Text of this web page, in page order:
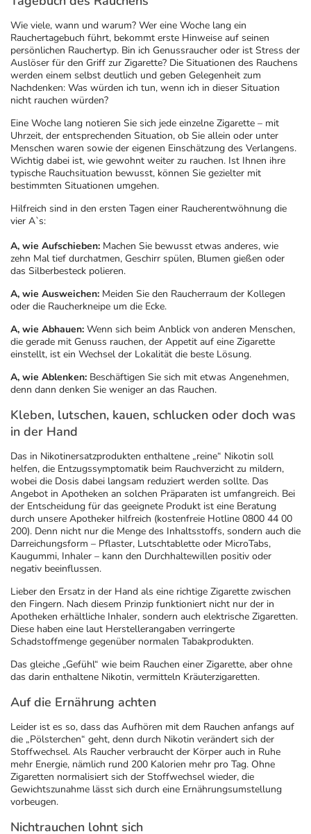
Wie viele, wann und warum? Wer eine Woche lang ein
Rauchertagebuch führt, bekommt erste Hinweise auf seinen
persönlichen Rauchertyp. Bin ich Genussraucher oder ist Stress der
Auslöser für den Griff zur Zigarette? Die Situationen des Rauchens
werden einem selbst deutlich und geben Gelegenheit zum
Nachdenken: Was würden ich tun, wenn ich in dieser Situation
nicht rauchen würden?
Eine Woche lang notieren Sie sich jede einzelne Zigarette – mit
Uhrzeit, der entsprechenden Situation, ob Sie allein oder unter
Menschen waren sowie der eigenen Einschätzung des Verlangens.
Wichtig dabei ist, wie gewohnt weiter zu rauchen. Ist Ihnen ihre
typische Rauchsituation bewusst, können Sie gezielter mit
bestimmten Situationen umgehen.
Hilfreich sind in den ersten Tagen einer Raucherentwöhnung die
vier A`s:
A, wie Aufschieben: Machen Sie bewusst etwas anderes, wie
zehn Mal tief durchatmen, Geschirr spülen, Blumen gießen oder
das Silberbesteck polieren.
A, wie Ausweichen: Meiden Sie den Raucherraum der Kollegen
oder die Raucherkneipe um die Ecke.
A, wie Abhauen: Wenn sich beim Anblick von anderen Menschen,
die gerade mit Genuss rauchen, der Appetit auf eine Zigarette
einstellt, ist ein Wechsel der Lokalität die beste Lösung.
A, wie Ablenken: Beschäftigen Sie sich mit etwas Angenehmen,
denn dann denken Sie weniger an das Rauchen.
Kleben, lutschen, kauen, schlucken oder doch was
in der Hand
Das in Nikotinersatzprodukten enthaltene „reine“ Nikotin soll
helfen, die Entzugssymptomatik beim Rauchverzicht zu mildern,
wobei die Dosis dabei langsam reduziert werden sollte. Das
Angebot in Apotheken an solchen Präparaten ist umfangreich. Bei
der Entscheidung für das geeignete Produkt ist eine Beratung
durch unsere Apotheker hilfreich (kostenfreie Hotline 0800 44 00
200). Denn nicht nur die Menge des Inhaltsstoffs, sondern auch die
Darreichungsform – Pflaster, Lutschtablette oder MicroTabs,
Kaugummi, Inhaler – kann den Durchhaltewillen positiv oder
negativ beeinflussen.
Lieber den Ersatz in der Hand als eine richtige Zigarette zwischen
den Fingern. Nach diesem Prinzip funktioniert nicht nur der in
Apotheken erhältliche Inhaler, sondern auch elektrische Zigaretten.
Diese haben eine laut Herstellerangaben verringerte
Schadstoffmenge gegenüber normalen Tabakprodukten.
Das gleiche „Gefühl“ wie beim Rauchen einer Zigarette, aber ohne
das darin enthaltene Nikotin, vermitteln Kräuterzigaretten.
Auf die Ernährung achten
Leider ist es so, dass das Aufhören mit dem Rauchen anfangs auf
die „Pölsterchen“ geht, denn durch Nikotin verändert sich der
Stoffwechsel. Als Raucher verbraucht der Körper auch in Ruhe
mehr Energie, nämlich rund 200 Kalorien mehr pro Tag. Ohne
Zigaretten normalisiert sich der Stoffwechsel wieder, die
Gewichtszunahme lässt sich durch eine Ernährungsumstellung
vorbeugen.
Nichtrauchen lohnt sich